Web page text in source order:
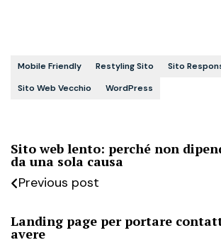
Mobile Friendly Restyling Sito
Sito
Sito Web Vecchio
WordPress
Sito web lento: perché non
da una sola causa
Previous post
Landing page per portare
avere